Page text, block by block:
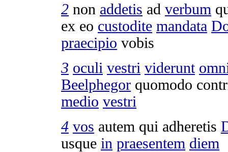
2 non addetis ad verbum
ex eo custodite mandata
praecipio vobis
3 oculi vestri viderunt
Beelphegor quomodo
medio vestri
4 vos autem qui adheretis
usque in praesentem diem